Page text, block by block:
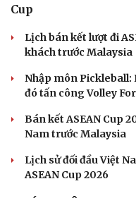
Cup
Lịch bán kết lượt đi
khách trước Malaysia
Nhập môn Pickleball:
đó tấn công Volley
Bán kết ASEAN Cup
Nam trước Malaysia
Lịch sử đối đầu Việt
ASEAN Cup 2026